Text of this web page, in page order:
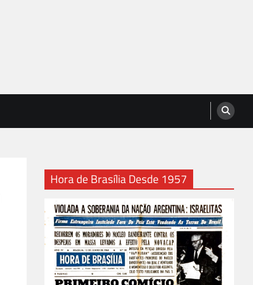
Hora de Brasília Desde 1957